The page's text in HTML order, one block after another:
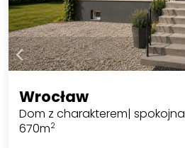
Wrocław
Dom z charakterem|
670m2